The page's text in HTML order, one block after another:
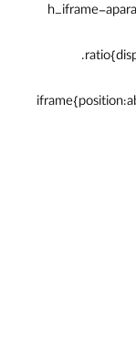
.h_iframe-